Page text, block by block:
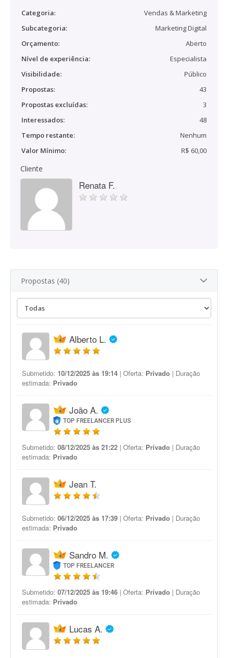
Categoria:
Vendas & Marketing
Subcategoria:
Marketing Digital
Orçamento:
Aberto
Nível de experiência:
Especialista
Visibilidade:
Público
Propostas:
43
Propostas excluídas:
3
Interessados:
48
Tempo restante:
Nenhum
Valor Mínimo:
R$ 60,00
Cliente
Renata F.
Propostas (40)
Alberto L.
Submetido: 10/12/2025 às 19:14 | Oferta: Privado | Duração
estimada: Privado
João A.
TOP FREELANCER PLUS
Submetido: 08/12/2025 às 21:22 | Oferta: Privado | Duração
estimada: Privado
Jean T.
Submetido: 06/12/2025 às 17:39 | Oferta: Privado | Duração
estimada: Privado
Sandro M.
TOP FREELANCER
Submetido: 07/12/2025 às 19:46 | Oferta: Privado | Duração
estimada: Privado
Lucas A.